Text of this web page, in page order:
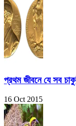
প্রথম জীবনে যে সব
16 Oct 2015